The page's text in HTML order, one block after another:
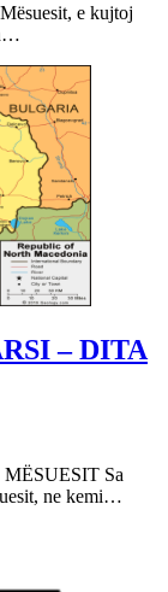
e kujtoj
– DITA
Sa
ne kemi…